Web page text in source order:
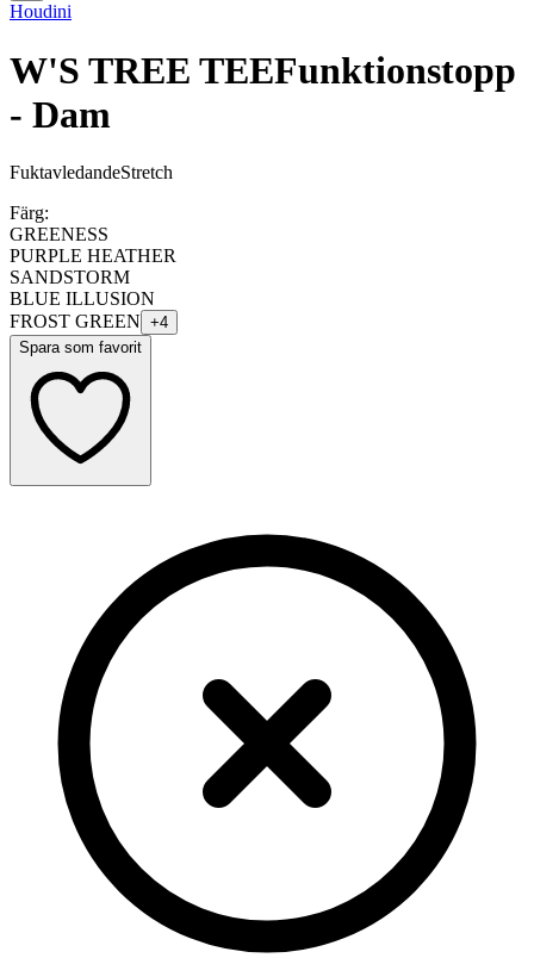
Houdini
W'S TREE TEEFunktionstopp
- Dam
FuktavledandeStretch
Färg:
GREENESS
PURPLE HEATHER
SANDSTORM
BLUE ILLUSION
FROST GREEN +4
Spara som favorit